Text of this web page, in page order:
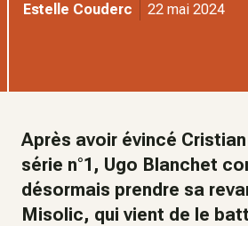
Estelle Couderc 22 mai 2024
Après avoir évincé
série n°1, Ugo Blanchet
désormais prendre sa
Misolic, qui vient de le